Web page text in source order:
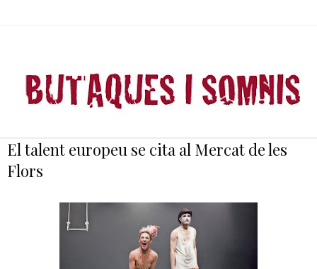
El talent europeu se cita al Mercat de les
Flors